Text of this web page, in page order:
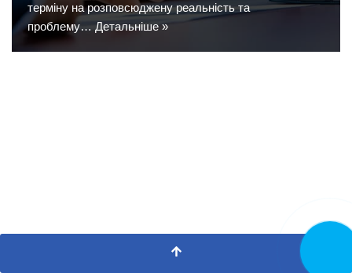
терміну на розповсюджену реальність та
проблему… Детальніше »